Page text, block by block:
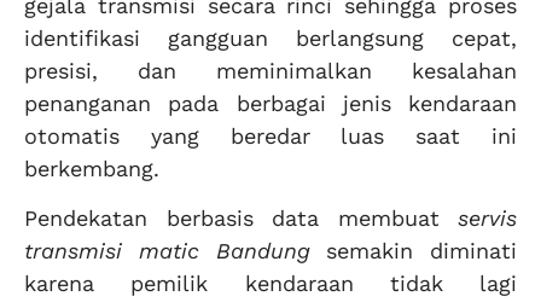
gejala transmisi secara rinci sehingga proses
identifikasi gangguan berlangsung cepat,
presisi, dan meminimalkan kesalahan
penanganan pada berbagai jenis kendaraan
otomatis yang beredar luas saat ini
berkembang.
Pendekatan berbasis data membuat servis
transmisi matic Bandungsemakin diminati
karena pemilik kendaraan tidak lagi